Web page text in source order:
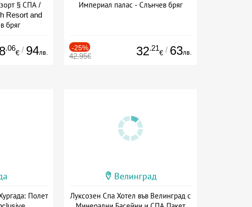
§ СПА /
Resort and
бряг
.06
€ / 94лв.
Империал палас - Слънчев бряг
-25%
42.95€ 32.21
€ / 63лв.
Полет
Велинград
Луксозен Спа Хотел във Велинград с